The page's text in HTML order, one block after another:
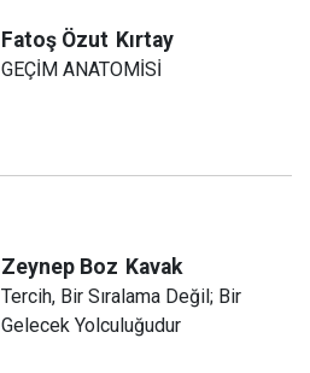
Fatoş Özut Kırtay
GEÇİM ANATOMİSİ
Zeynep Boz Kavak
Tercih, Bir Sıralama Değil; Bir
Gelecek Yolculuğudur